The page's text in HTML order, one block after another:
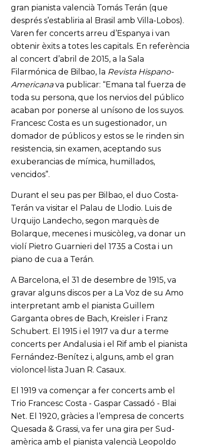
gran pianista valencià Tomás Terán (que
després s’establiria al Brasil amb Villa-Lobos).
Varen fer concerts arreu d’Espanya i van
obtenir èxits a totes les capitals. En referència
al concert d’abril de 2015, a la Sala
Filarmónica de Bilbao, la Revista Hispano-
Americanava publicar: “Emana tal fuerza de
toda su persona, que los nervios del público
acaban por ponerse al unísono de los suyos.
Francesc Costa es un sugestionador, un
domador de públicos y estos se le rinden sin
resistencia, sin examen, aceptando sus
exuberancias de mímica, humillados,
vencidos”.
Durant el seu pas per Bilbao, el duo Costa-
Terán va visitar el Palau de Llodio. Luis de
Urquijo Landecho, segon marquès de
Bolarque, mecenes i musicòleg, va donar un
violí Pietro Guarnieri del 1735 a Costa i un
piano de cua a Terán.
A Barcelona, el 31 de desembre de 1915, va
gravar alguns discos per a La Voz de su Amo
interpretant amb el pianista Guillem
Garganta obres de Bach, Kreisler i Franz
Schubert. El 1915 i el 1917 va dur a terme
concerts per Andalusia i el Rif amb el pianista
Fernández-Benítez i, alguns, amb el gran
violoncel·lista Juan R. Casaux.
El 1919 va començar a fer concerts amb el
Trio Francesc Costa - Gaspar Cassadó - Blai
Net. El 1920, gràcies a l’empresa de concerts
Quesada & Grassi, va fer una gira per Sud-
amèrica amb el pianista valencià Leopoldo